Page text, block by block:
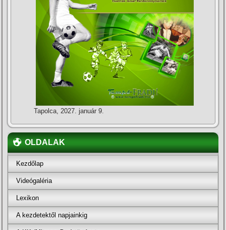
Tapolca, 2027. január 9.
OLDALAK
Kezdőlap
Videógaléria
Lexikon
A kezdetektől napjainkig